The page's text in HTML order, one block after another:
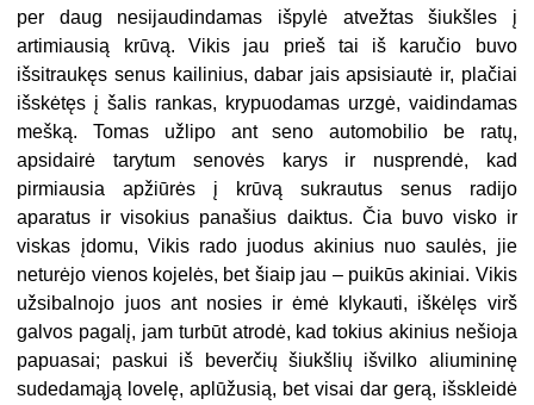
per daug nesijaudindamas išpylė atvežtas šiukšles į
artimiausią krūvą. Vikis jau prieš tai iš karučio buvo
išsitraukęs senus kailinius, dabar jais apsisiautė ir, plačiai
išskėtęs į šalis rankas, krypuodamas urzgė, vaidindamas
mešką. Tomas užlipo ant seno automobilio be ratų,
apsidairė tarytum senovės karys ir nusprendė, kad
pirmiausia apžiūrės į krūvą sukrautus senus radijo
aparatus ir visokius panašius daiktus. Čia buvo visko ir
viskas įdomu, Vikis rado juodus akinius nuo saulės, jie
neturėjo vienos kojelės, bet šiaip jau – puikūs akiniai. Vikis
užsibalnojo juos ant nosies ir ėmė klykauti, iškėlęs virš
galvos pagalį, jam turbūt atrodė, kad tokius akinius nešioja
papuasai; paskui iš beverčių šiukšlių išvilko aliumininę
sudedamąją lovelę, aplūžusią, bet visai dar gerą, išskleidė